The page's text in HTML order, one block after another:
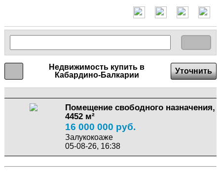
Недвижимость купить в
Кабардино-Балкарии
Уточнить
Помещение свободного назначения,
4452 м²
16 000 000 руб.
Залукокоаже
05-08-26, 16:38